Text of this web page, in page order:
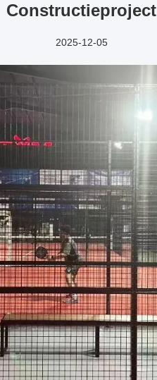
Constructieproject
2025-12-05